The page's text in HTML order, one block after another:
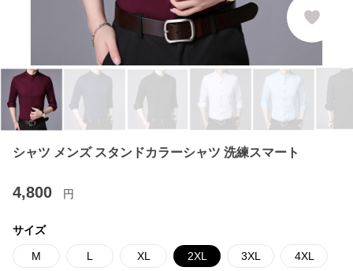
シャツ メンズ スタンドカラーシャツ 洗練スマート
4,800 円
サイズ
M L XL 2XL 3XL 4XL